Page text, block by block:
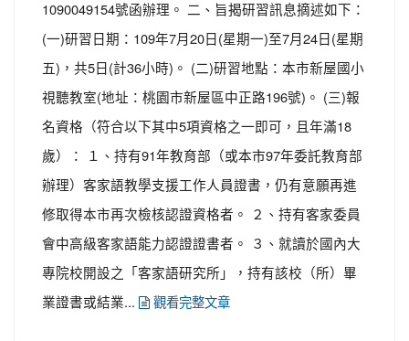
1090049154號函辦理。 二、旨揭研習訊息摘述如下：
(一)研習日期：109年7月20日(星期一)至7月24日(星期
五)，共5日(計36小時)。 (二)研習地點：本市新屋國小
視聽教室(地址：桃園市新屋區中正路196號)。 (三)報
名資格（符合以下其中5項資格之一即可，且年滿18
歲）： １、持有91年教育部（或本市97年委託教育部
辦理）客家語教學支援工作人員證書，仍有意願再進
修取得本市再次檢核認證資格者。 ２、持有客家委員
會中高級客家語能力認證證書者。 ３、就讀於國內大
專院校開設之「客家語研究所」，持有該校（所）畢
業證書或結業...
觀看完整文章